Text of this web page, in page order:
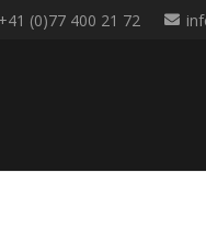
(0)77 400 21 72